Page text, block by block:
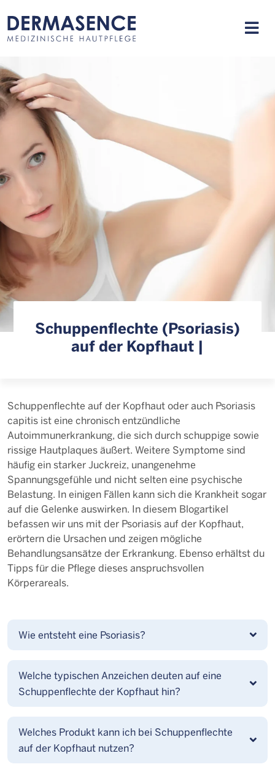
Schuppenflechte (Psoriasis)
auf der Kopfhaut |
Schuppenflechte auf der Kopfhaut oder auch Psoriasis
capitis ist eine chronisch entzündliche
Autoimmunerkrankung, die sich durch schuppige sowie
rissige Hautplaques äußert. Weitere Symptome sind
häufig ein starker Juckreiz, unangenehme
Spannungsgefühle und nicht selten eine psychische
Belastung. In einigen Fällen kann sich die Krankheit sogar
auf die Gelenke auswirken. In diesem Blogartikel
befassen wir uns mit der Psoriasis auf der Kopfhaut,
erörtern die Ursachen und zeigen mögliche
Behandlungsansätze der Erkrankung. Ebenso erhältst du
Tipps für die Pflege dieses anspruchsvollen
Körperareals.
Wie entsteht eine Psoriasis?
Welche typischen Anzeichen deuten auf eine
Schuppenflechte der Kopfhaut hin?
Welches Produkt kann ich bei Schuppenflechte
auf der Kopfhaut nutzen?